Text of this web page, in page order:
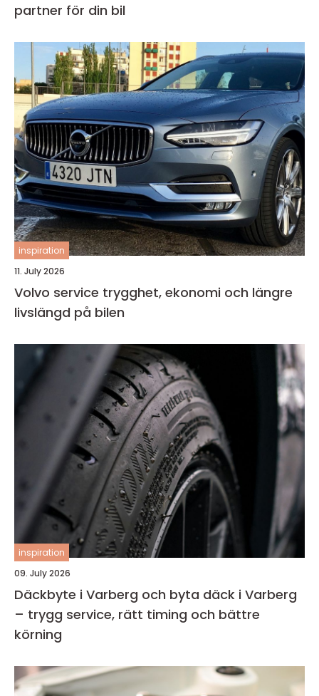
partner för din bil
inspiration
11. July 2026
Volvo service trygghet, ekonomi och längre
livslängd på bilen
inspiration
09. July 2026
Däckbyte i Varberg och byta däck i Varberg
– trygg service, rätt timing och bättre
körning